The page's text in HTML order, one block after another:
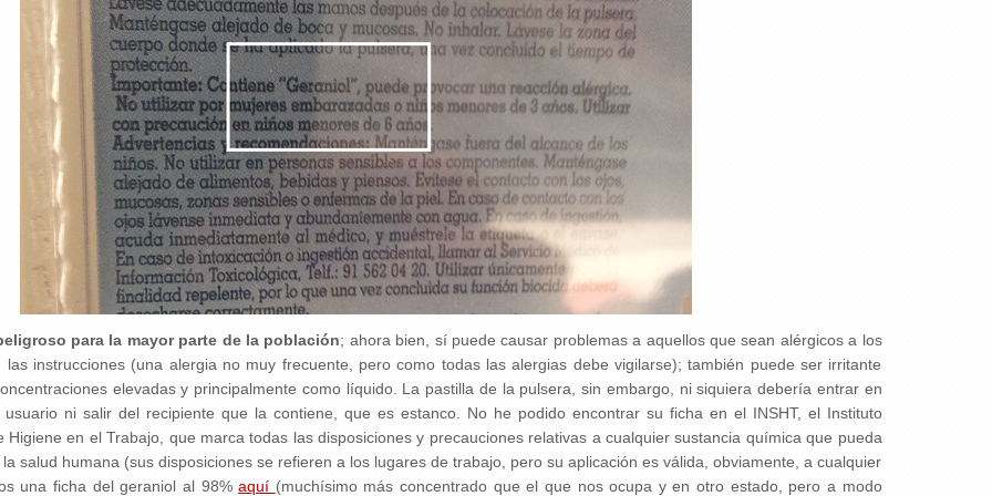
para la mayor parte de la población; ahora bien, sí puede causar problemas a aquellos que sean alérgicos a los
las instrucciones (una alergia no muy frecuente, pero como todas las alergias debe vigilarse); también puede ser irritante
elevadas y principalmente como líquido. La pastilla de la pulsera, sin embargo, ni siquiera debería entrar en
ni salir del recipiente que la contiene, que es estanco. No he podido encontrar su ficha en el INSHT, el Instituto
Higiene en el Trabajo, que marca todas las disposiciones y precauciones relativas a cualquier sustancia química que pueda
salud humana (sus disposiciones se refieren a los lugares de trabajo, pero su aplicación es válida, obviamente, a cualquier
una ficha del geraniol al 98% aquí (muchísimo más concentrado que el que nos ocupa y en otro estado, pero a modo